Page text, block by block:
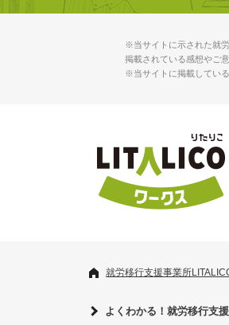
※当サイトに示された就
掲載されている感想やご
※当サイトに掲載してい
就労移行支援事業所
よくわかる！就労移行支援